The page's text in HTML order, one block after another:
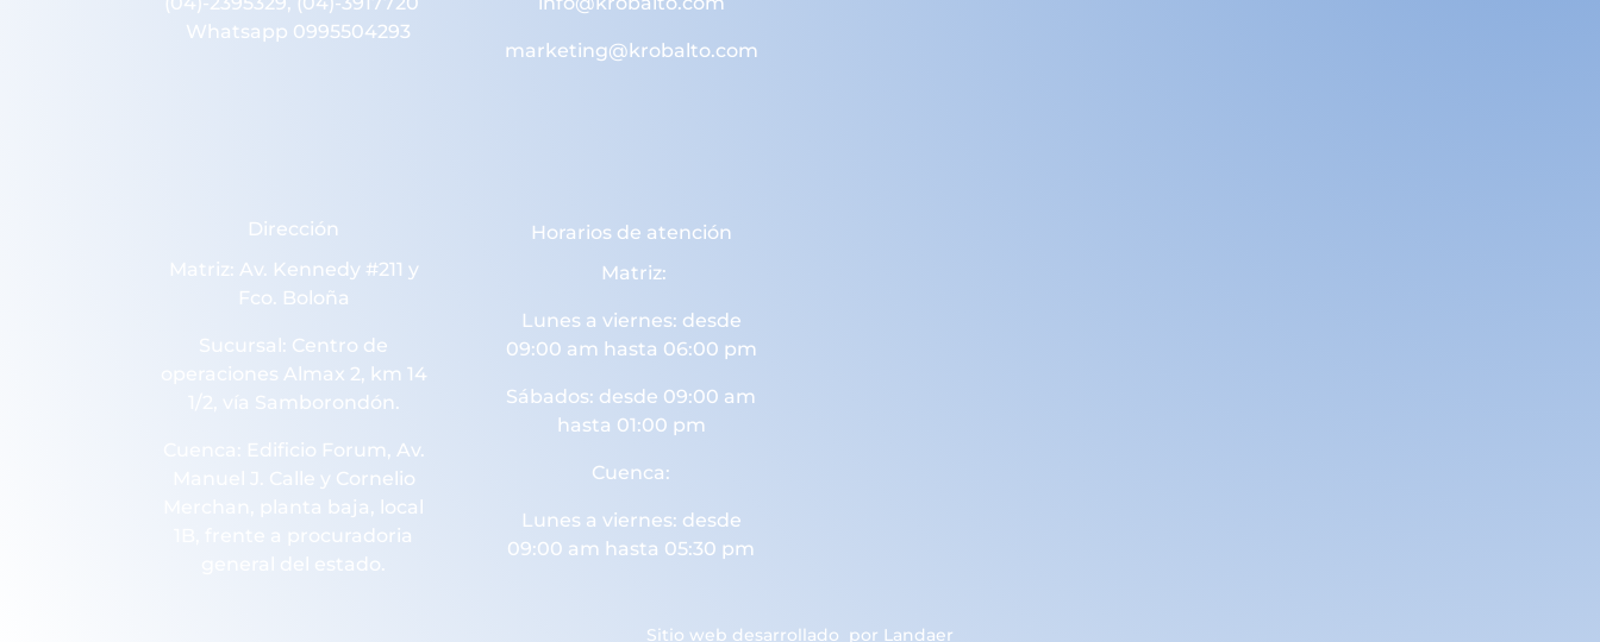
Whatsapp 0995504293
Dirección
Matriz: Av. Kennedy #211 y
Fco. Boloña
Sucursal: Centro de
operaciones Almax 2, km 14
1/2, vía Samborondón.
Cuenca: Edificio Forum, Av.
Manuel J. Calle y Cornelio
Merchan, planta baja, local
1B, frente a procuradoria
general del estado.
marketing@krobalto.com
Horarios de atención
Matriz:
Lunes a viernes: desde
09:00 am hasta 06:00 pm
Sábados: desde 09:00 am
hasta 01:00 pm
Cuenca:
Lunes a viernes: desde
09:00 am hasta 05:30 pm
Sitio web desarrollado por Landaer